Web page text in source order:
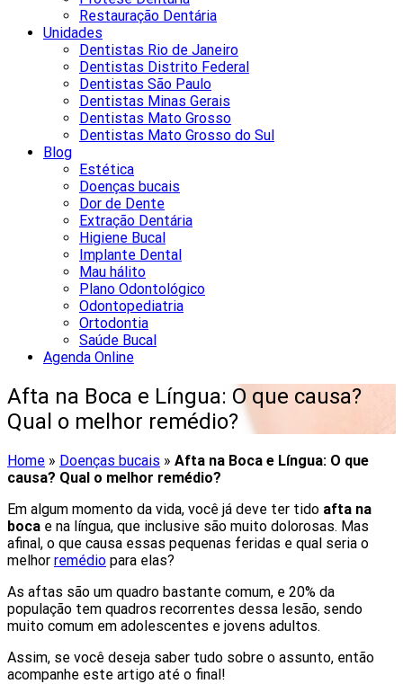
Restauração Dentária
Unidades
Dentistas Rio de Janeiro
Dentistas Distrito Federal
Dentistas São Paulo
Dentistas Minas Gerais
Dentistas Mato Grosso
Dentistas Mato Grosso do Sul
Blog
Estética
Doenças bucais
Dor de Dente
Extração Dentária
Higiene Bucal
Implante Dental
Mau hálito
Plano Odontológico
Odontopediatria
Ortodontia
Saúde Bucal
Agenda Online
Afta na Boca e Língua: O que causa?
Qual o melhor remédio?
Home » Doenças bucais » Afta na Boca e Língua: O que
causa? Qual o melhor remédio?
Em algum momento da vida, você já deve ter tido afta na
boca e na língua, que inclusive são muito dolorosas. Mas
afinal, o que causa essas pequenas feridas e qual seria o
melhor remédio para elas?
As aftas são um quadro bastante comum, e 20% da
população tem quadros recorrentes dessa lesão, sendo
muito comum em adolescentes e jovens adultos.
Assim, se você deseja saber tudo sobre o assunto, então
acompanhe este artigo até o final!